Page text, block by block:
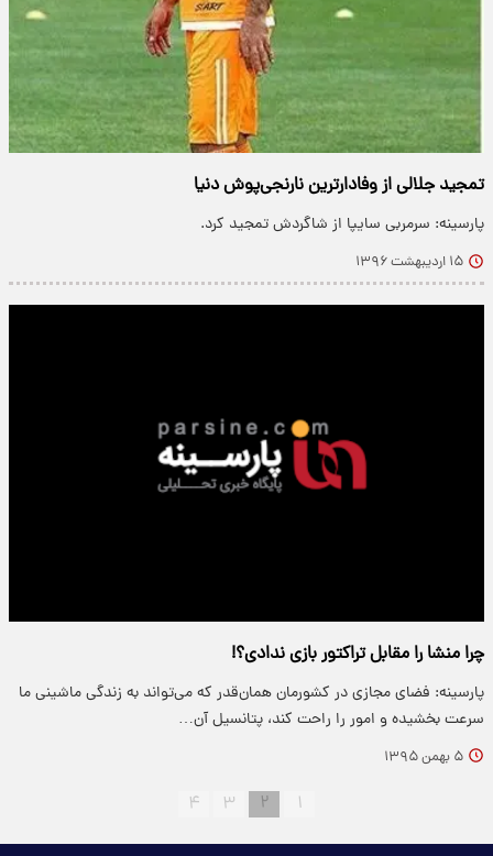
تمجید جلالی از وفادارترین نارنجی‌پوش دنیا
پارسینه: سرمربی سایپا از شاگردش تمجید کرد.
۱۵ اردیبهشت ۱۳۹۶
چرا منشا را مقابل تراکتور بازی ندادی؟!
پارسینه: فضای مجازی در کشورمان همان‌قدر که می‌تواند به زندگی ماشینی ما
سرعت بخشیده و امور را راحت کند، پتانسیل آن…
۵ بهمن ۱۳۹۵
۱ ۲ ۳ ۴